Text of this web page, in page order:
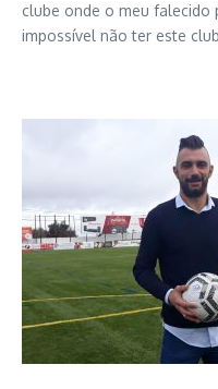
clube onde o meu falecido
impossível não ter este